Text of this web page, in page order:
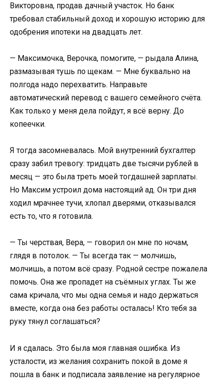
Викторовна, продав дачный участок. Но банк
требовал стабильный доход и хорошую историю для
одобрения ипотеки на двадцать лет.
— Максимочка, Верочка, помогите, — рыдала Алина,
размазывая тушь по щекам. — Мне буквально на
полгода надо перехватить. Направьте
автоматический перевод с вашего семейного счёта.
Как только у меня дела пойдут, я всё верну. До
копеечки.
Я тогда засомневалась. Мой внутренний бухгалтер
сразу забил тревогу: тридцать две тысячи рублей в
месяц — это была треть моей тогдашней зарплаты.
Но Максим устроил дома настоящий ад. Он три дня
ходил мрачнее тучи, хлопал дверями, отказывался
есть то, что я готовила.
— Ты черствая, Вера, — говорил он мне по ночам,
глядя в потолок. — Ты всегда так — молчишь,
молчишь, а потом всё сразу. Родной сестре пожалела
помочь. Она же пропадет на съёмных углах. Ты же
сама кричала, что мы одна семья и надо держаться
вместе, когда она без работы осталась! Кто тебя за
руку тянул соглашаться?
И я сдалась. Это была моя главная ошибка. Из
усталости, из желания сохранить покой в доме я
пошла в банк и подписала заявление на регулярное